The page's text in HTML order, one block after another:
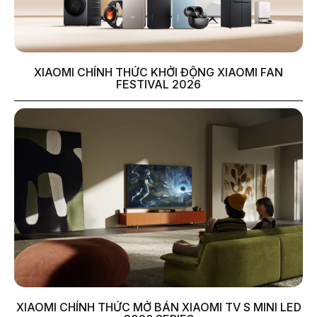
XIAOMI CHÍNH THỨC KHỞI ĐỘNG XIAOMI FAN
FESTIVAL 2026
XIAOMI CHÍNH THỨC MỞ BÁN XIAOMI TV S MINI LED